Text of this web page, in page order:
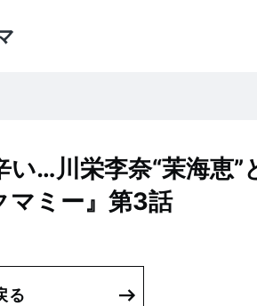
…川栄李奈“茉海恵”
マミー』第3話
る